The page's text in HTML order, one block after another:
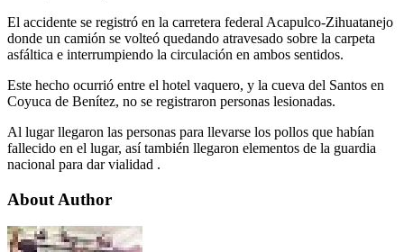
El accidente se registró en la carretera federal Acapulco-Zihuatanejo
donde un camión se volteó quedando atravesado sobre la carpeta
asfáltica e interrumpiendo la circulación en ambos sentidos.
Este hecho ocurrió entre el hotel vaquero, y la cueva del Santos en
Coyuca de Benítez, no se registraron personas lesionadas.
Al lugar llegaron las personas para llevarse los pollos que habían
fallecido en el lugar, así también llegaron elementos de la guardia
nacional para dar vialidad .
About Author